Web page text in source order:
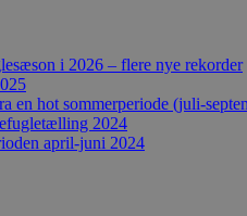
i 2026 – flere nye rekorder
en hot sommerperiode (juli-
2024
april-juni 2024